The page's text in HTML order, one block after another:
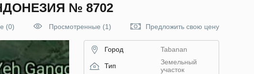
№ 8702
(0) Просмотренные (1) Предложить свою цену
Город Tabanan
Тип
Земельный
участок